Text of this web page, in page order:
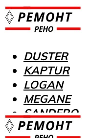
DUSTER
KAPTUR
LOGAN
MEGANE
SANDERO